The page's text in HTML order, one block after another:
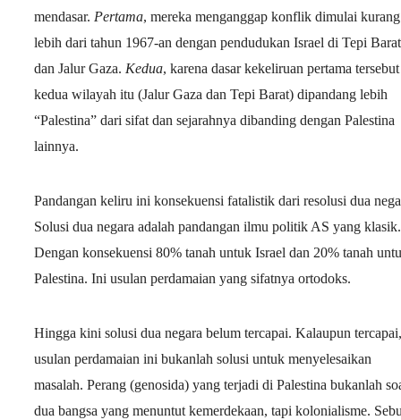
mendasar. Pertama, mereka menganggap konflik dimulai kurang
lebih dari tahun 1967-an dengan pendudukan Israel di Tepi Barat
dan Jalur Gaza. Kedua, karena dasar kekeliruan pertama tersebut
kedua wilayah itu (Jalur Gaza dan Tepi Barat) dipandang lebih
“Palestina” dari sifat dan sejarahnya dibanding dengan Palestina
lainnya.
Pandangan keliru ini konsekuensi fatalistik dari resolusi dua
Solusi dua negara adalah pandangan ilmu politik AS yang klasik.
Dengan konsekuensi 80% tanah untuk Israel dan 20% tanah
Palestina. Ini usulan perdamaian yang sifatnya ortodoks.
Hingga kini solusi dua negara belum tercapai. Kalaupun tercapai,
usulan perdamaian ini bukanlah solusi untuk menyelesaikan
masalah. Perang (genosida) yang terjadi di Palestina bukanlah
dua bangsa yang menuntut kemerdekaan, tapi kolonialisme.